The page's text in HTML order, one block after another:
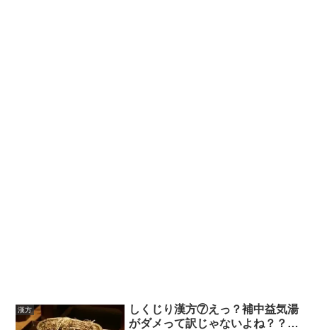
漢方
しくじり漢方⑦えっ？補中益気湯
がダメって訳じゃないよね？？…